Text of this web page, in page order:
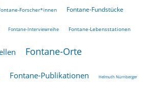
Forscher*innen Fontane-Fundstücke
Fontane-Interviewreihe Fontane-Lebensstationen
Fontane-Orte
Fontane-Publikationen Helmuth Nürnberger